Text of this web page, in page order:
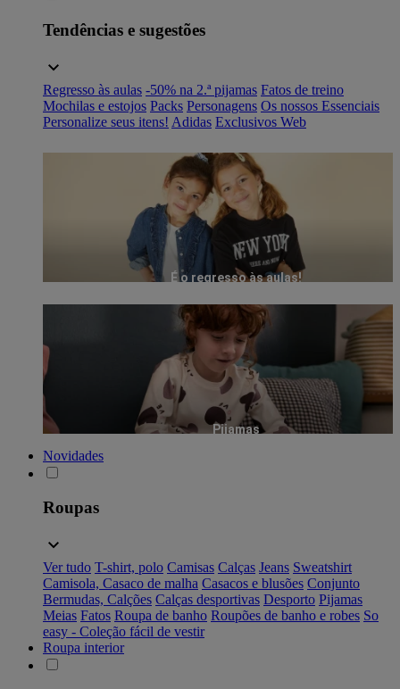
Tendências e sugestões
Regresso às aulas -50% na 2.ª pijamas Fatos de treino
Mochilas e estojos Packs Personagens Os nossos Essenciais
Personalize seus itens! Adidas Exclusivos Web
É o regresso às aulas!
Pijamas
Novidades
Roupas
Ver tudo T-shirt, polo Camisas Calças Jeans Sweatshirt
Camisola, Casaco de malha Casacos e blusões Conjunto
Bermudas, Calções Calças desportivas Desporto Pijamas
Meias Fatos Roupa de banho Roupões de banho e robes So
easy - Coleção fácil de vestir
Roupa interior